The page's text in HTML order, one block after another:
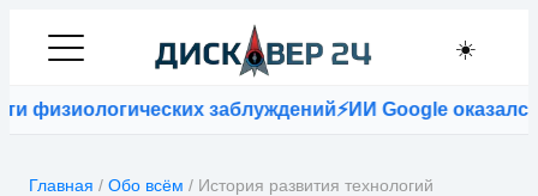
☀️
заблуждений⚡ИИ Google оказался
Главная / Обо всём / История развития технологий